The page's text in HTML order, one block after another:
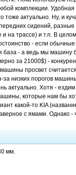
комплекции. Удобная
тоже актуально. Ну, и
сидений,
и на трассе) и т.п. В
- если
база - а ведь мы
за 21000$) -
просвет
за низких порогов
актуально. Хотя -
которые нам бы
какой-то KIA
с ямами. Однако -
мм.